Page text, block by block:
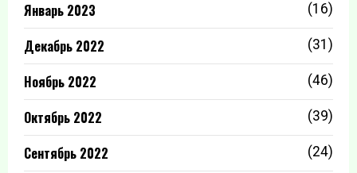
Январь 2023 (16)
Декабрь 2022 (31)
Ноябрь 2022 (46)
Октябрь 2022 (39)
Сентябрь 2022 (24)